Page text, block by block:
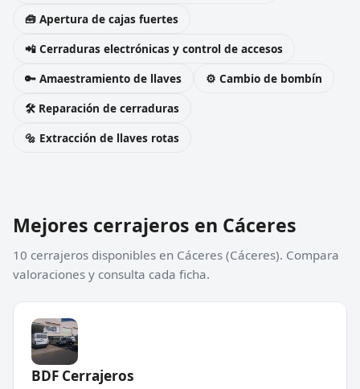
🧰 Apertura de cajas fuertes
📲 Cerraduras electrónicas y control de accesos
🔑 Amaestramiento de llaves
⚙️ Cambio de bombín
🛠️ Reparación de cerraduras
🔩 Extracción de llaves rotas
Mejores cerrajeros en Cáceres
10 cerrajeros disponibles en Cáceres (Cáceres). Compara
valoraciones y consulta cada ficha.
BDF Cerrajeros